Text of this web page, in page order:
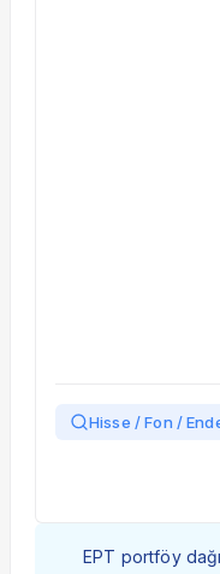
Hisse / Fon /
EPT portföy